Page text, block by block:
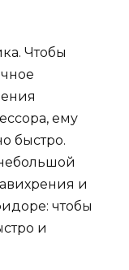
Чтобы
ему
быстро.
и
чтобы
и